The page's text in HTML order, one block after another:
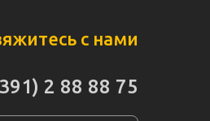
с нами
2 88 88 75